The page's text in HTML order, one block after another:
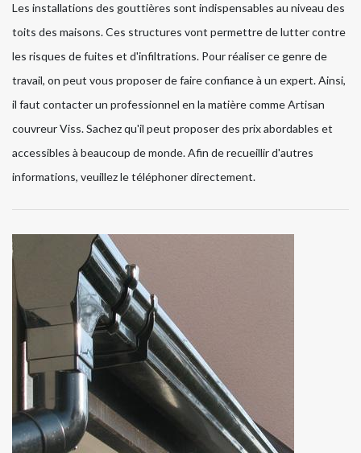
Les installations des gouttières sont indispensables au niveau des
toits des maisons. Ces structures vont permettre de lutter contre
les risques de fuites et d'infiltrations. Pour réaliser ce genre de
travail, on peut vous proposer de faire confiance à un expert. Ainsi,
il faut contacter un professionnel en la matière comme Artisan
couvreur Viss. Sachez qu'il peut proposer des prix abordables et
accessibles à beaucoup de monde. Afin de recueillir d'autres
informations, veuillez le téléphoner directement.